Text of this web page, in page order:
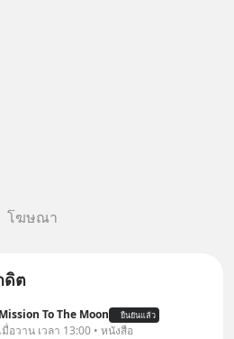
โฆษณา
ดิต
Mission To The Moon ยืนยันแล้ว
เมื่อวาน เวลา 13:00 • หนังสือ